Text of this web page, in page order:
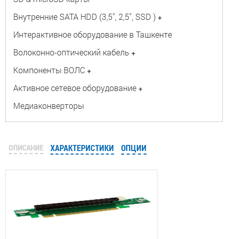
Внутренние SATA HDD (3,5", 2,5", SSD ) +
Интерактивное оборудование в Ташкенте
Волоконно-оптический кабель +
Компоненты ВОЛС +
Активное сетевое оборудование +
Медиаконверторы
ОПИСАНИЕ ХАРАКТЕРИСТИКИ ОПЦИИ